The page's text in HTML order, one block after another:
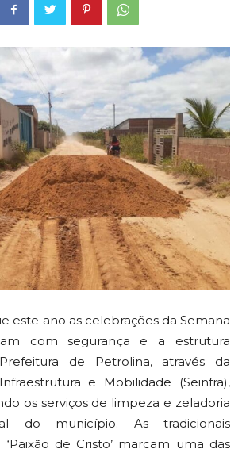
este ano as celebrações da Semana
com segurança e a estrutura
de Petrolina, através da
e Mobilidade (Seinfra),
os serviços de limpeza e zeladoria
do município. As tradicionais
de Cristo’ marcam uma das